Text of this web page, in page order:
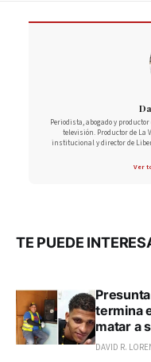
Periodista, abogado y
televisión. Productor de La
institucional y director de
Ver
TE PUEDE
termina
matar a
DAVID R.